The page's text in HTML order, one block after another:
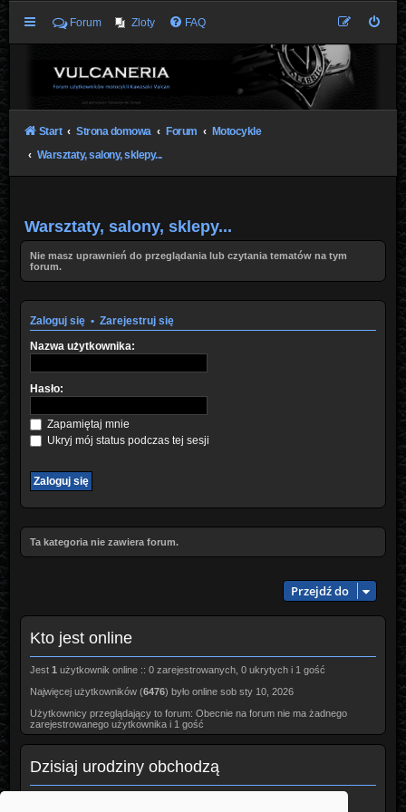
Forum Zloty FAQ
Start Strona domowa Forum
Motocykle
Warsztaty, salony, sklepy...
Warsztaty, salony, sklepy...
Nie masz uprawnień do przeglądania lub czytania tematów na tym
forum.
Zaloguj się• Zarejestruj się
Nazwa użytkownika:
Hasło:
Zapamiętaj mnie
Ukryj mój status podczas tej sesji
Ta kategoria nie zawiera forum.
Przejdź do
Kto jest online
Jest 1użytkownik online :: 0 zarejestrowanych, 0 ukrytych i 1 gość
Najwięcej użytkowników (6476) było online sob sty 10, 2026
Użytkownicy przeglądający to forum: Obecnie na forum nie ma żadnego
zarejestrowanego użytkownika i 1 gość
Dzisiaj urodziny obchodzą